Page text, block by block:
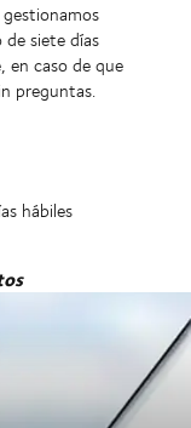
siete días
en caso de que
preguntas.
hábiles